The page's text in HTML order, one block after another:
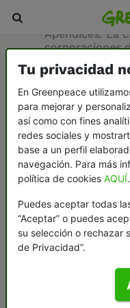
Sala
Apéndices: La
corporaciones
23-10-2018
de la
Las
detrás
de
por
Tu privacidad
En Greenpeace
para mejorar y
así como con fines
redes sociales y
base a un perfil
navegación. Para más
política de cookies AQUÍ.
Puedes aceptar todas
“Aceptar” o puedes
su selección o rechazar
de Privacidad”.